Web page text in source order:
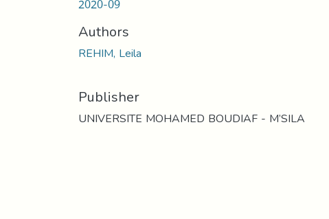
2020-09
Authors
REHIM, Leila
Publisher
UNIVERSITE MOHAMED BOUDIAF - M’SILA